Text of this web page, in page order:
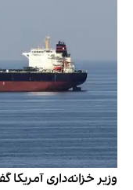
وزیر خزانه‌داری